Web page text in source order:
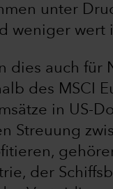
unter
weniger wert
dies auch für
des MSCI
in US-
Streuung
der